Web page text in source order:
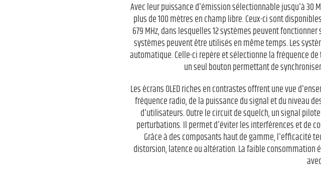
Avec leur puissance d'émission sélectionnable jusqu'à 30
plus de 100 mètres en champ libre. Ceux-ci sont
679 MHz, dans lesquelles 12 systèmes peuvent
systèmes peuvent être utilisés en même temps. Les
automatique. Celle-ci repère et sélectionne la fréquence
un seul bouton permettant de
Les écrans OLED riches en contrastes offrent une vue
fréquence radio, de la puissance du signal et du niveau
d'utilisateurs. Outre le circuit de squelch, un signal
perturbations. Il permet d'éviter les interférences et de
Grâce à des composants haut de gamme, l'efficacité
distorsion, latence ou altération. La faible